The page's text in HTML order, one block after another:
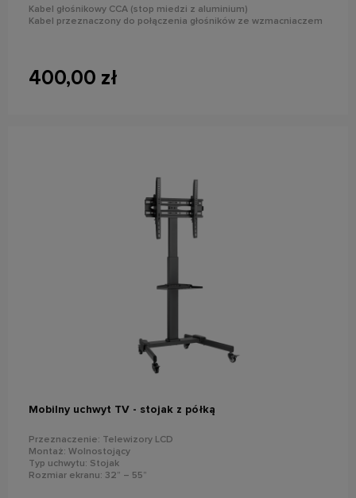
Kabel głośnikowy CCA (stop miedzi z aluminium)
Kabel przeznaczony do połączenia głośników ze wzmacniaczem
400,00 zł
Mobilny uchwyt TV - stojak z półką
Przeznaczenie: Telewizory LCD
Montaż: Wolnostojący
Typ uchwytu: Stojak
Rozmiar ekranu: 32” – 55”
do koszyka